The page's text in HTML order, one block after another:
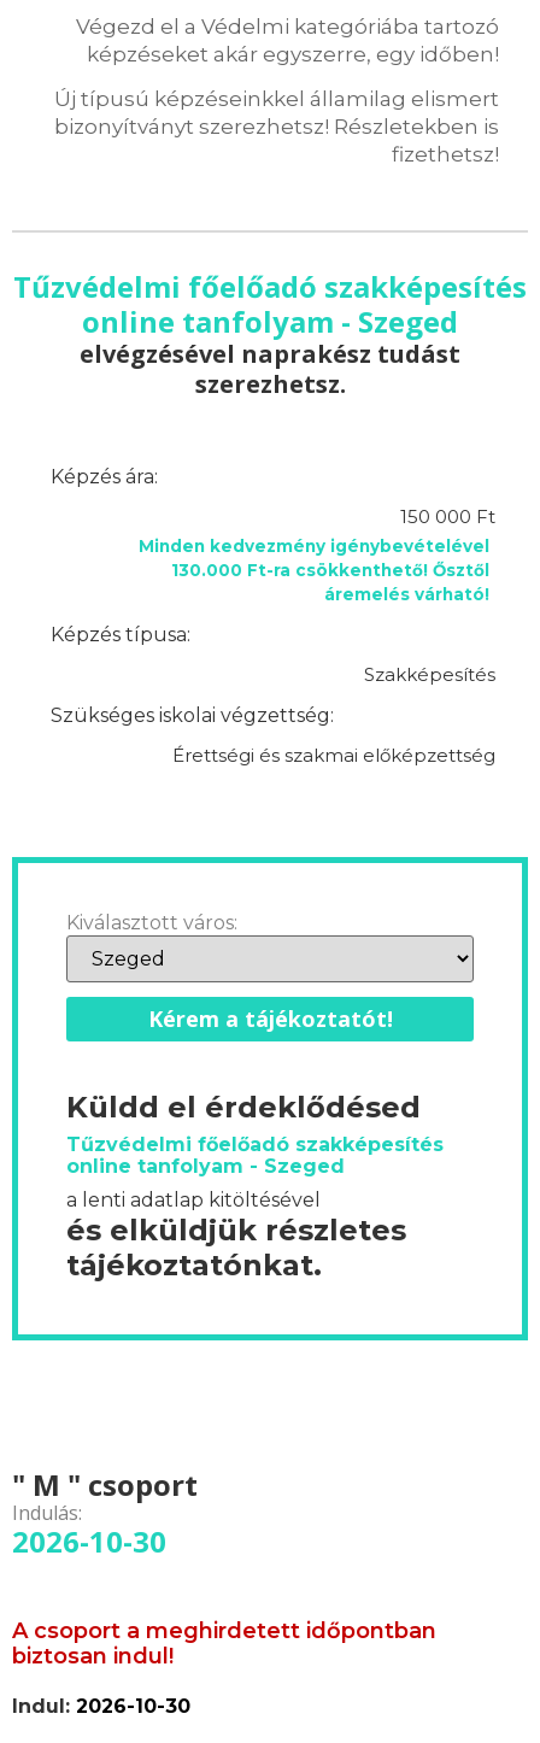
Végezd el a Védelmi kategóriába tartozó
képzéseket akár egyszerre, egy időben!
Új típusú képzéseinkkel államilag elismert
bizonyítványt szerezhetsz! Részletekben is
fizethetsz!
Tűzvédelmi főelőadó szakképesítés
online tanfolyam - Szeged
elvégzésével naprakész tudást
szerezhetsz.
Képzés ára:
150 000 Ft
Minden kedvezmény igénybevételével
130.000 Ft-ra csökkenthető! Ősztől
áremelés várható!
Képzés típusa:
Szakképesítés
Szükséges iskolai végzettség:
Érettségi és szakmai előképzettség
Kiválasztott város:
Kérem a tájékoztatót!
Küldd el érdeklődésed
Tűzvédelmi főelőadó szakképesítés
online tanfolyam - Szeged
a lenti adatlap kitöltésével
és elküldjük részletes
tájékoztatónkat.
" M " csoport
Indulás:
2026-10-30
A csoport a meghirdetett időpontban
biztosan indul!
Indul: 2026-10-30